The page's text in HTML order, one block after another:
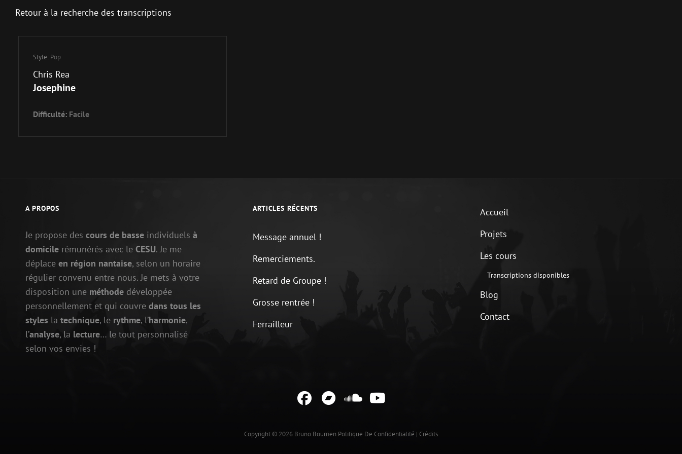
Retour à la recherche des transcriptions
Style: Pop
Chris Rea
Josephine
Difficulté: Facile
A PROPOS
Je propose des cours de basse individuels à
domicile rémunérés avec le CESU. Je me
déplace en région nantaise, selon un horaire
régulier convenu entre nous. Je mets à votre
disposition une méthode développée
personnellement et qui couvre dans tous les
styles la technique, le rythme, l’harmonie,
l’analyse, la lecture… le tout personnalisé
selon vos envies !
ARTICLES RÉCENTS
Message annuel !
Remerciements.
Retard de Groupe !
Grosse rentrée !
Ferrailleur
Accueil
Projets
Les cours
Transcriptions disponibles
Blog
Contact
Facebook
BandcampSoundcloud
Copyright © 2026 Bruno Bourrien Politique De Confidentialité | Crédits